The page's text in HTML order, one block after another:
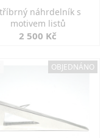
náhrdelník s
motivem listů
2 500 Kč
OBJEDNÁNO